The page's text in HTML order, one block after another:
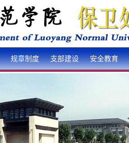
规章制度 支部建设 安全教育